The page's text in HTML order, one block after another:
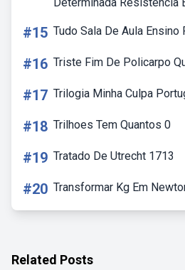
#15 Tudo Sala De Aula Ensino
#16 Triste Fim De Policarpo
#17 Trilogia Minha Culpa
#18 Trilhoes Tem Quantos 0
#19 Tratado De Utrecht 1713
#20 Transformar Kg Em
Related Posts